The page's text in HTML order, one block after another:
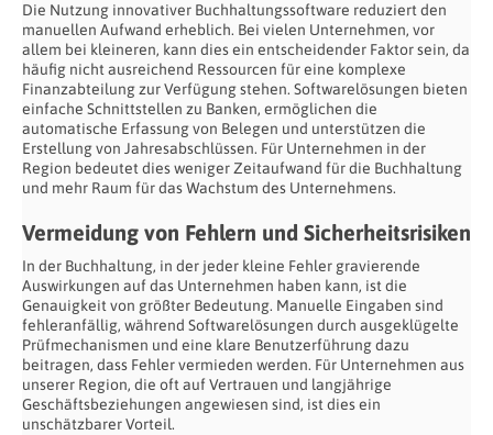
Die Nutzung innovativer Buchhaltungssoftware reduziert den
manuellen Aufwand erheblich. Bei vielen Unternehmen, vor
allem bei kleineren, kann dies ein entscheidender Faktor sein, da
häufig nicht ausreichend Ressourcen für eine komplexe
Finanzabteilung zur Verfügung stehen. Softwarelösungen bieten
einfache Schnittstellen zu Banken, ermöglichen die
automatische Erfassung von Belegen und unterstützen die
Erstellung von Jahresabschlüssen. Für Unternehmen in der
Region bedeutet dies weniger Zeitaufwand für die Buchhaltung
und mehr Raum für das Wachstum des Unternehmens.
Vermeidung von Fehlern und Sicherheitsrisiken
In der Buchhaltung, in der jeder kleine Fehler gravierende
Auswirkungen auf das Unternehmen haben kann, ist die
Genauigkeit von größter Bedeutung. Manuelle Eingaben sind
fehleranfällig, während Softwarelösungen durch ausgeklügelte
Prüfmechanismen und eine klare Benutzerführung dazu
beitragen, dass Fehler vermieden werden. Für Unternehmen aus
unserer Region, die oft auf Vertrauen und langjährige
Geschäftsbeziehungen angewiesen sind, ist dies ein
unschätzbarer Vorteil.